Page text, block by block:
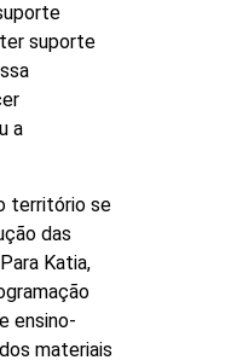
suporte
a
território se
das
Katia,
ensino-
materiais